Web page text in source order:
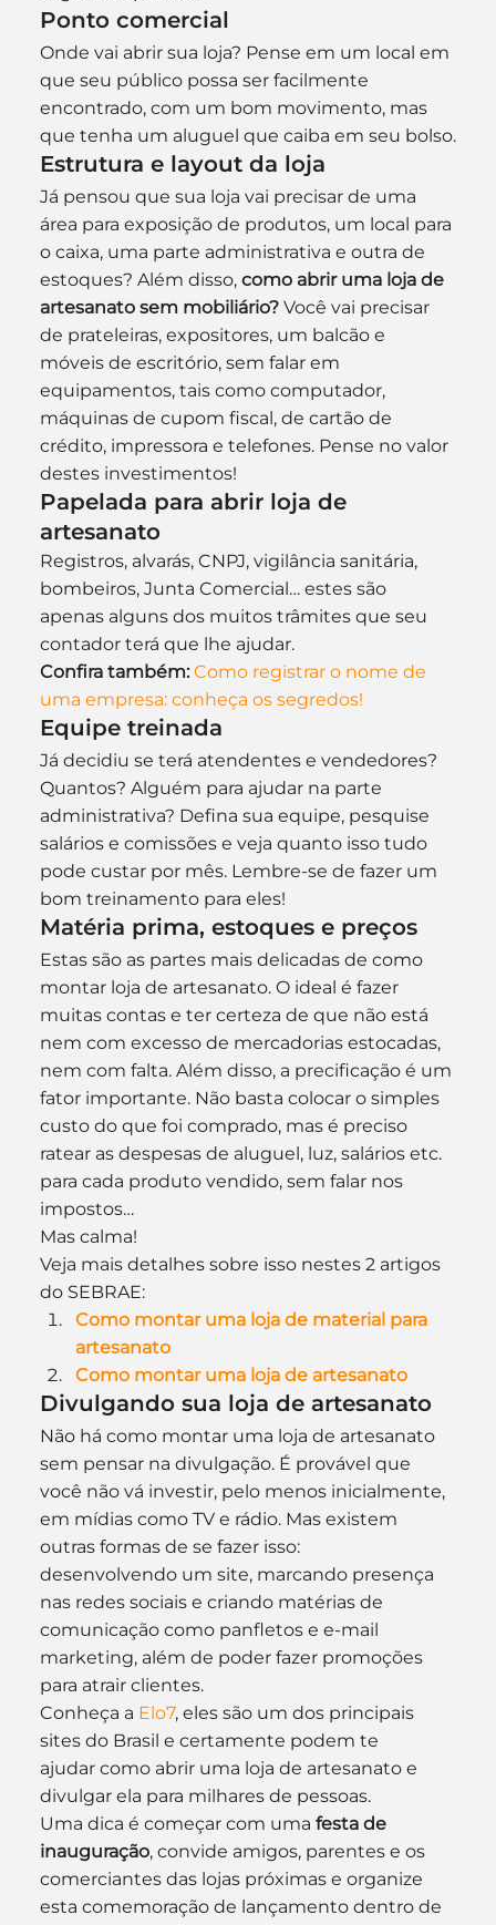
Ponto comercial
Onde vai abrir sua loja? Pense em um local em
que seu público possa ser facilmente
encontrado, com um bom movimento, mas
que tenha um aluguel que caiba em seu bolso.
Estrutura e layout da loja
Já pensou que sua loja vai precisar de uma
área para exposição de produtos, um local para
o caixa, uma parte administrativa e outra de
estoques? Além disso, como abrir uma loja de
artesanato sem mobiliário? Você vai precisar
de prateleiras, expositores, um balcão e
móveis de escritório, sem falar em
equipamentos, tais como computador,
máquinas de cupom fiscal, de cartão de
crédito, impressora e telefones. Pense no valor
destes investimentos!
Papelada para abrir loja de
artesanato
Registros, alvarás, CNPJ, vigilância sanitária,
bombeiros, Junta Comercial… estes são
apenas alguns dos muitos trâmites que seu
contador terá que lhe ajudar.
Confira também: Como registrar o nome de
uma empresa: conheça os segredos!
Equipe treinada
Já decidiu se terá atendentes e vendedores?
Quantos? Alguém para ajudar na parte
administrativa? Defina sua equipe, pesquise
salários e comissões e veja quanto isso tudo
pode custar por mês. Lembre-se de fazer um
bom treinamento para eles!
Matéria prima, estoques e preços
Estas são as partes mais delicadas de como
montar loja de artesanato. O ideal é fazer
muitas contas e ter certeza de que não está
nem com excesso de mercadorias estocadas,
nem com falta. Além disso, a precificação é um
fator importante. Não basta colocar o simples
custo do que foi comprado, mas é preciso
ratear as despesas de aluguel, luz, salários etc.
para cada produto vendido, sem falar nos
impostos…
Mas calma!
Veja mais detalhes sobre isso nestes 2 artigos
do SEBRAE:
Como montar uma loja de material para
artesanato
Como montar uma loja de artesanato
Divulgando sua loja de artesanato
Não há como montar uma loja de artesanato
sem pensar na divulgação. É provável que
você não vá investir, pelo menos inicialmente,
em mídias como TV e rádio. Mas existem
outras formas de se fazer isso:
desenvolvendo um site, marcando presença
nas redes sociais e criando matérias de
comunicação como panfletos e e-mail
marketing, além de poder fazer promoções
para atrair clientes.
Conheça a Elo7, eles são um dos principais
sites do Brasil e certamente podem te
ajudar como abrir uma loja de artesanato e
divulgar ela para milhares de pessoas.
Uma dica é começar com uma festa de
inauguração, convide amigos, parentes e os
comerciantes das lojas próximas e organize
esta comemoração de lançamento dentro de